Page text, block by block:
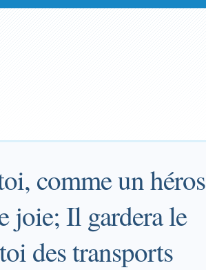
comme un héros
joie; Il gardera le
des transports